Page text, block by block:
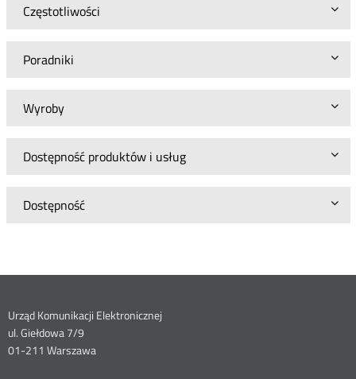
Częstotliwości
Poradniki
Wyroby
Dostępność produktów i usług
Dostępność
Dane
kontaktowe
Urząd Komunikacji Elektronicznej
ul. Giełdowa 7/9
01-211 Warszawa